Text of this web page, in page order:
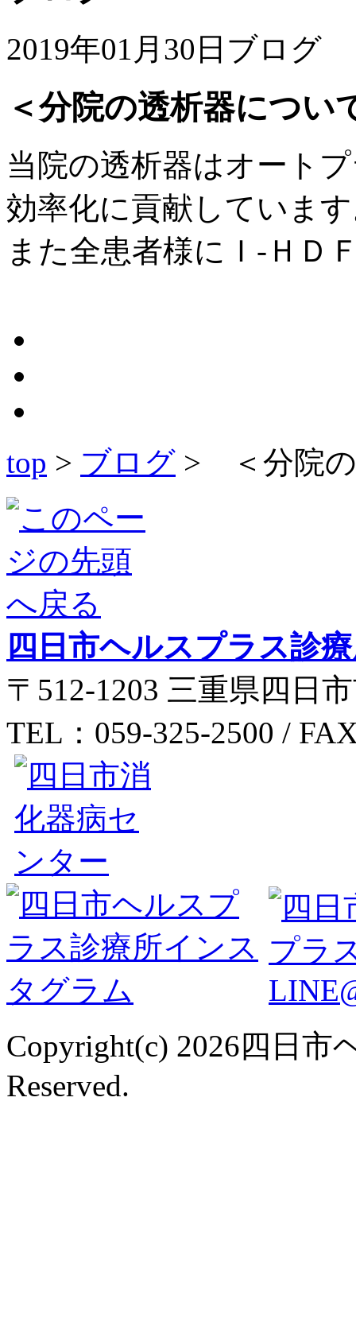
2019年01月30日 ブログ
＜分院の透析器につい
当院の透析器はオート
効率化に貢献していま
また全患者様にＩ-ＨＤ
top > ブログ > ＜分院の
四日市ヘルスプラス診
〒512-1203 三重県四日
TEL：059-325-2500 /
Copyright(c) 2026四日
Reserved.